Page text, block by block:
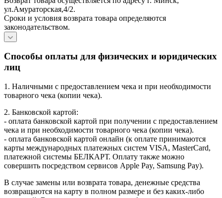
ул.Амураторская,4/2.
Сроки и условия возврата товара определяются
законодательством.
Способы оплаты для физических и юридических
лиц
1. Наличными с предоставлением чека и при необходимости
товарного чека (копии чека).
2. Банковской картой:
- оплата банковской картой при получении с предоставлением
чека и при необходимости товарного чека (копии чека).
- оплата банковской картой онлайн (к оплате принимаются
карты международных платежных систем VISA, MasterCard,
платежной системы БЕЛКАРТ. Оплату также можно
совершить посредством сервисов Apple Pay, Samsung Pay).
В случае замены или возврата товара, денежные средства
возвращаются на карту в полном размере и без каких-либо